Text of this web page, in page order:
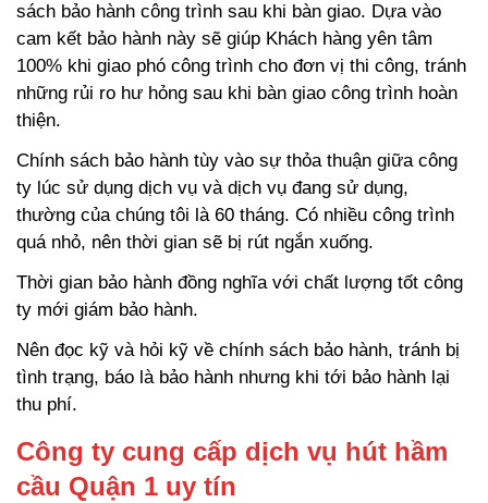
sách bảo hành công trình sau khi bàn giao. Dựa vào
cam kết bảo hành này sẽ giúp Khách hàng yên tâm
100% khi giao phó công trình cho đơn vị thi công, tránh
những rủi ro hư hỏng sau khi bàn giao công trình hoàn
thiện.
Chính sách bảo hành tùy vào sự thỏa thuận giữa công
ty lúc sử dụng dịch vụ và dịch vụ đang sử dụng,
thường của chúng tôi là 60 tháng. Có nhiều công trình
quá nhỏ, nên thời gian sẽ bị rút ngắn xuống.
Thời gian bảo hành đồng nghĩa với chất lượng tốt công
ty mới giám bảo hành.
Nên đọc kỹ và hỏi kỹ về chính sách bảo hành, tránh bị
tình trạng, báo là bảo hành nhưng khi tới bảo hành lại
thu phí.
Công ty cung cấp dịch vụ hút hầm
cầu Quận 1 uy tín